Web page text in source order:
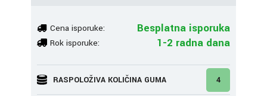
Cena isporuke: Besplatna isporuka
Rok isporuke: 1-2 radna dana
RASPOLOŽIVA KOLIČINA GUMA 4